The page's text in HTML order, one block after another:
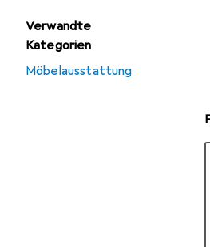
Verwandte
Kategorien
Möbelausstattung